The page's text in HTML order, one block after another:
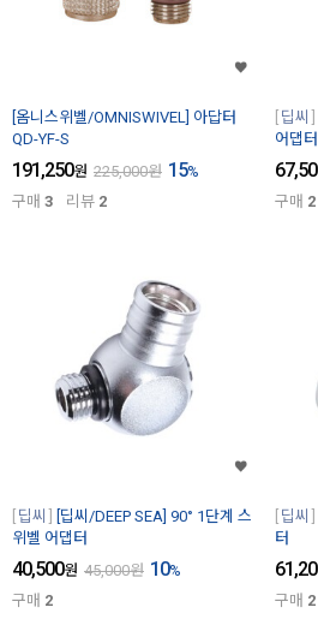
[옴니스위벨/OMNISWIVEL] 아답터
QD-YF-S
191,250원 225,000원 15%
구매 3 리뷰 2
딥씨
어댑터
구매 2
딥씨
[딥씨/DEEP SEA] 90° 1단계 스
위벨 어댑터
40,500원 45,000원 10%
구매 2
딥씨
터
구매 2